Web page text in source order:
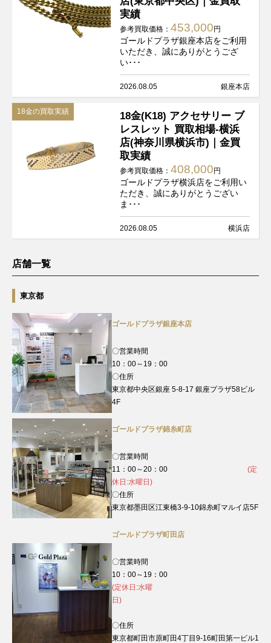
実績
参考買取価格：453,000円
ゴールドプラザ銀座本店をご利用
いただき、誠にありがとうござ
い･･･
2026.08.05 銀座本店
18金の買取実績
18金(K18) アクセサリー ブ
レスレット 買取相場-横浜
店(神奈川県横浜市)｜金買
取実績
参考買取価格：408,000円
ゴールドプラザ横浜店をご利用い
ただき、誠にありがとうござい
ま･･･
2026.08.05 横浜店
店舗一覧
東京都
ゴールドプラザ銀座本店
〇営業時間
10：00～19：00
〇住所
東京都中央区銀座 5-8-17 銀座プラザ58ビル
4F
ゴールドプラザ錦糸町店
〇営業時間
11：00～20：00 (定
休日:水曜日)
〇住所
東京都墨田区江東橋3-9-10錦糸町マルイ店5F
ゴールドプラザ町田店
〇営業時間
10：00～19：00
(定休日:水曜
日)
〇住所
東京都町田市原町田4丁目9‐16町田第一ビル1